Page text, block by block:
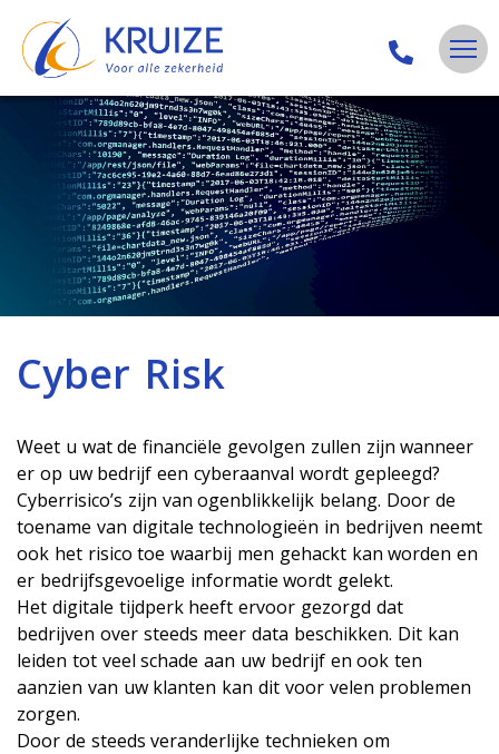
Cyber Risk
Weet u wat de financiële gevolgen zullen zijn wanneer
er op uw bedrijf een cyberaanval wordt gepleegd?
Cyberrisico’s zijn van ogenblikkelijk belang. Door de
toename van digitale technologieën in bedrijven neemt
ook het risico toe waarbij men gehackt kan worden en
er bedrijfsgevoelige informatie wordt gelekt.
Het digitale tijdperk heeft ervoor gezorgd dat
bedrijven over steeds meer data beschikken. Dit kan
leiden tot veel schade aan uw bedrijf en ook ten
aanzien van uw klanten kan dit voor velen problemen
zorgen.
Door de steeds veranderlijke technieken om